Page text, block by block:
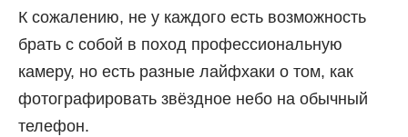
К сожалению, не у каждого есть возможность
брать с собой в поход профессиональную
камеру, но есть разные лайфхаки о том, как
фотографировать звёздное небо на обычный
телефон.